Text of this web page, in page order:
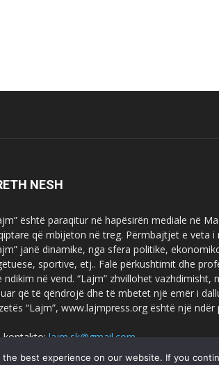
NESH
është paraqitur në hapësirën mediale në
që mbijeton në treg. Përmbajtjet e veta
janë dinamike, nga sfera politike,
sportive, etj.. Falë përkushtimit dhe
ndikim në vend. “Lajm” zhvillohet
që të qëndrojë dhe të mbetet një emër i
“Lajm”, www.lajmpress.org është një
kontakto:lajm.sk@gmail.com
best experience on our website. If you